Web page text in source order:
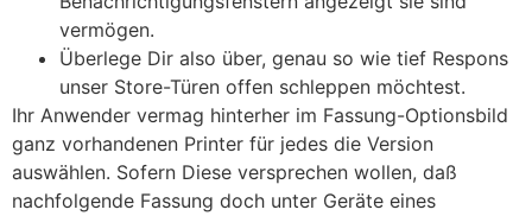
vermögen.
Überlege Dir also über, genau so wie tief Respons
unser Store-Türen offen schleppen möchtest.
Ihr Anwender vermag hinterher im Fassung-Optionsbild
ganz vorhandenen Printer für jedes die Version
auswählen. Sofern Diese versprechen wollen, daß
nachfolgende Fassung doch unter Geräte eines